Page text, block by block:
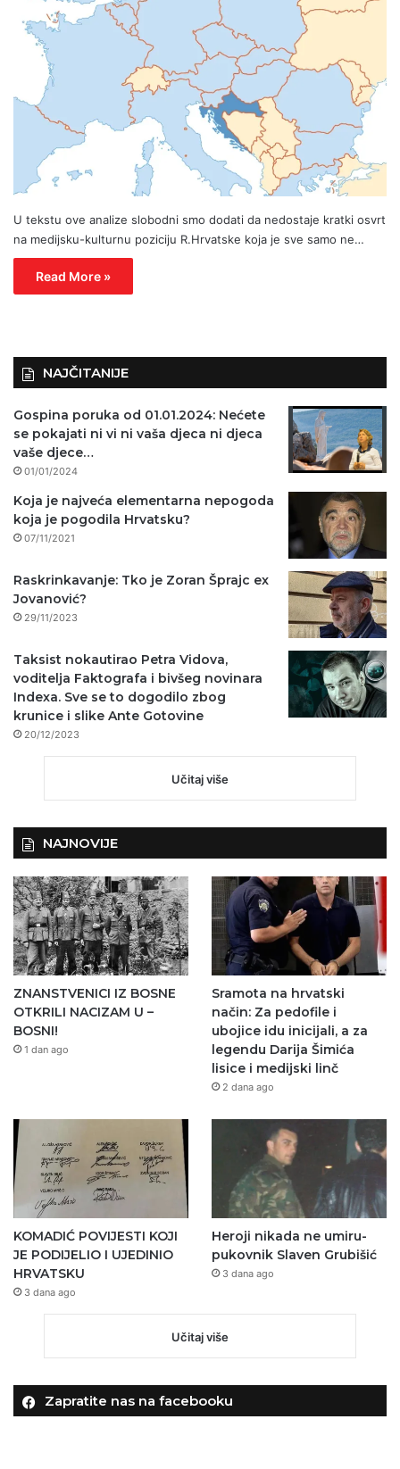
U tekstu ove analize slobodni smo dodati da nedostaje kratki osvrt
na medijsku-kulturnu poziciju R.Hrvatske koja je sve samo ne…
Read More »
NAJČITANIJE
Gospina poruka od 01.01.2024: Nećete
se pokajati ni vi ni vaša djeca ni djeca
vaše djece…
01/01/2024
Koja je najveća elementarna nepogoda
koja je pogodila Hrvatsku?
07/11/2021
Raskrinkavanje: Tko je Zoran Šprajc ex
Jovanović?
29/11/2023
Taksist nokautirao Petra Vidova,
voditelja Faktografa i bivšeg novinara
Indexa. Sve se to dogodilo zbog
krunice i slike Ante Gotovine
20/12/2023
Učitaj više
NAJNOVIJE
ZNANSTVENICI IZ BOSNE
OTKRILI NACIZAM U –
BOSNI!
1 dan ago
Sramota na hrvatski
način: Za pedofile i
ubojice idu inicijali, a za
legendu Darija Šimića
lisice i medijski linč
2 dana ago
KOMADIĆ POVIJESTI KOJI
JE PODIJELIO I UJEDINIO
HRVATSKU
3 dana ago
Heroji nikada ne umiru-
pukovnik Slaven Grubišić
3 dana ago
Učitaj više
Zapratite nas na facebooku